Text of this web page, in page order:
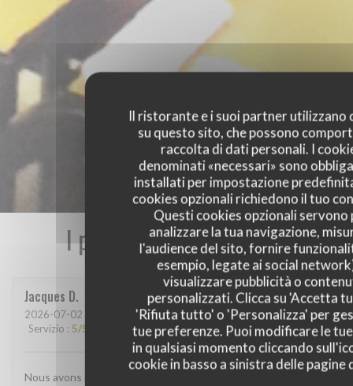
Il ristorante e i suoi partner utilizzano
su questo sito, che possono
raccolta di dati personali. I
denominati «necessari» sono
installati per impostazione
cookies opzionali richiedono il tuo
Questi cookies opzionali servono
analizzare la tua navigazione,
l'audience del sito, fornire
esempio, legate ai social
visualizzare pubblicità o
personalizzati. Clicca su 'Accetta
'Rifiuta tutto' o 'Personalizza' per
tue preferenze. Puoi modificare le
in qualsiasi momento cliccando
cookie in basso a sinistra delle pagine
I pareri dei nostri clienti
Jacques D
2026-07-02 - 19:00 - Ospiti 2
Servizio : 5/5 Atmosfera:4/5 Cucina: 5/5 Qualità / Prezzo: 5/5
Nous avons beaucoup aimé le shashimi Akasaka. Les poissons